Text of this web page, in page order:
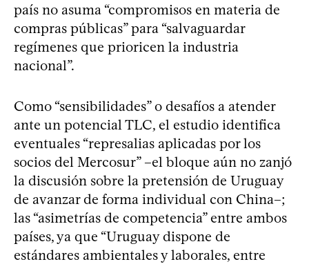
país no asuma “compromisos en materia de
compras públicas” para “salvaguardar
regímenes que prioricen la industria
nacional”.
Como “sensibilidades” o desafíos a atender
ante un potencial TLC, el estudio identifica
eventuales “represalias aplicadas por los
socios del Mercosur” –el bloque aún no zanjó
la discusión sobre la pretensión de Uruguay
de avanzar de forma individual con China–;
las “asimetrías de competencia” entre ambos
países, ya que “Uruguay dispone de
estándares ambientales y laborales, entre